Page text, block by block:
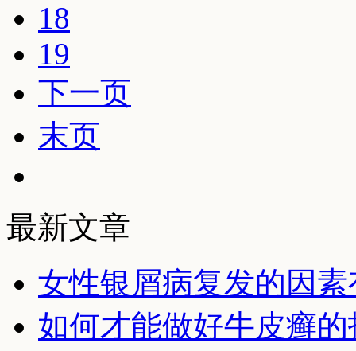
18
19
下一页
末页
最新文章
女性银屑病复发的因
如何才能做好牛皮癣